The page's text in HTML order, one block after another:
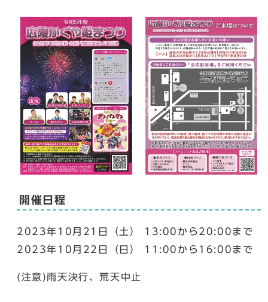
開催日程
2023年10月21日（土） 13:00から20:00まで
2023年10月22日（日） 11:00から16:00まで
(注意)雨天決行、荒天中止